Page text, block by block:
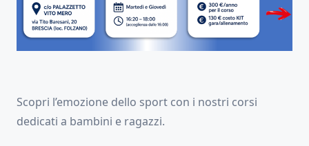
Scopri l’emozione dello sport con i nostri corsi
dedicati a bambini e ragazzi.